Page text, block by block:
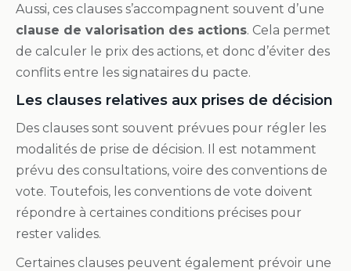
Aussi, ces clauses s’accompagnent souvent d’une
clause de valorisation des actions. Cela permet
de calculer le prix des actions, et donc d’éviter des
conflits entre les signataires du pacte.
Les clauses relatives aux prises de décision
Des clauses sont souvent prévues pour régler les
modalités de prise de décision. Il est notamment
prévu des consultations, voire des conventions de
vote. Toutefois, les conventions de vote doivent
répondre à certaines conditions précises pour
rester valides.
Certaines clauses peuvent également prévoir une